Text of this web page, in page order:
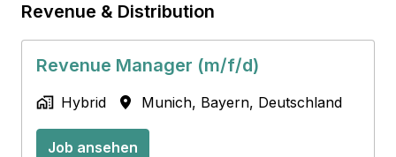
Revenue & Distribution
Revenue Manager (m/f/d)
Hybrid Munich, Bayern, Deutschland
Job ansehen